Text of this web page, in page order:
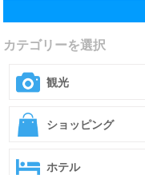
カテゴリーを選択
観光
ショッピング
ホテル